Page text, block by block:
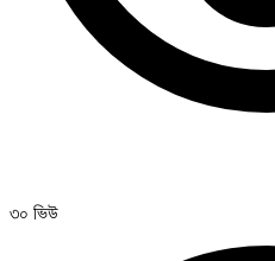
৩০ ভিউ